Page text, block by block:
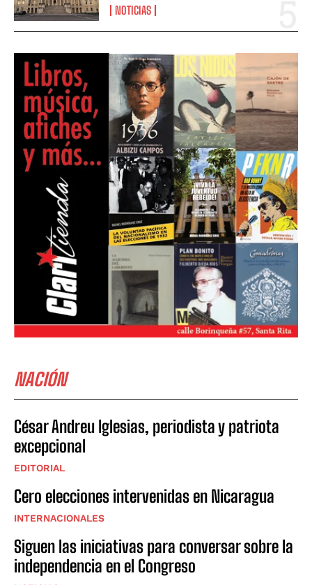
NOTICIAS
NACIÓN
César Andreu Iglesias, periodista y patriota
excepcional
EDITORIAL
Cero elecciones intervenidas en Nicaragua
INTERNACIONALES
Siguen las iniciativas para conversar sobre la
independencia en el Congreso